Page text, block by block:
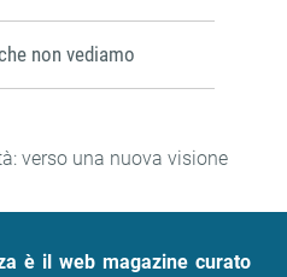
non vediamo
verso una nuova visione
è il web magazine curato